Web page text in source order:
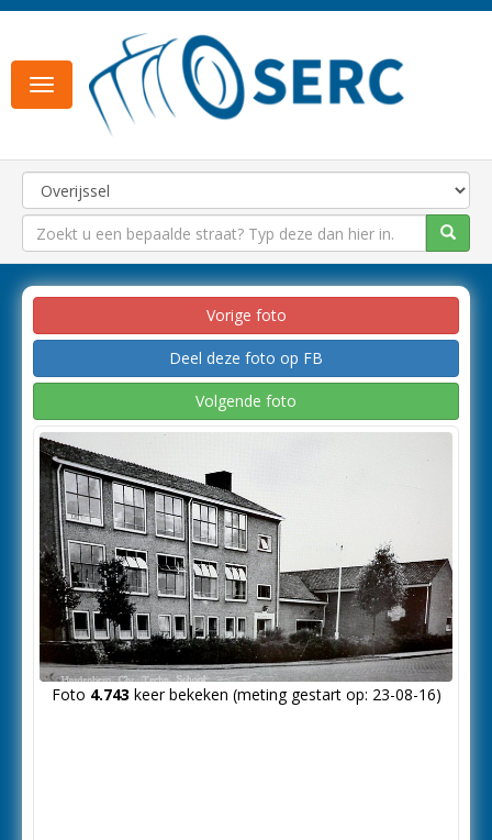
Toggle
navigation
Vorige foto
Deel deze foto op FB
Volgende foto
Foto 4.743 keer bekeken (meting gestart op: 23-08-16)